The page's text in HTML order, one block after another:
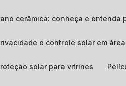
cerâmica: conheça e
e controle solar em
solar para vitrines